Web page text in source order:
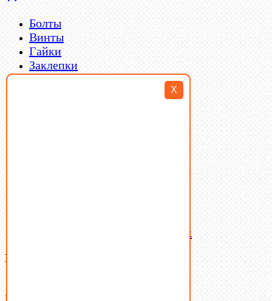
X
Болты
Винты
Гайки
Заклепки
Пресс-масленки
Латунный и бронзовый крепеж
Ваша корзина
В корзине нет товаров.